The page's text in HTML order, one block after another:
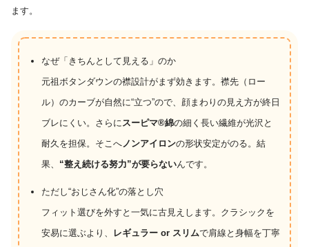
ます。
なぜ「きちんとして見える」のか
元祖ボタンダウンの襟設計がまず効きます。襟先（ロー
ル）のカーブが自然に“立つ”ので、顔まわりの見え方が終日
ブレにくい。さらに スーピマ®綿の細く長い繊維が光沢と
耐久を担保。そこへ ノンアイロンの形状安定がのる。結
果、 “整え続ける努力”が要らないんです。
ただし“おじさん化”の落とし穴
フィット選びを外すと一気に古見えします。クラシックを
安易に選ぶより、
レギュラー or スリムで肩線と身幅を丁寧